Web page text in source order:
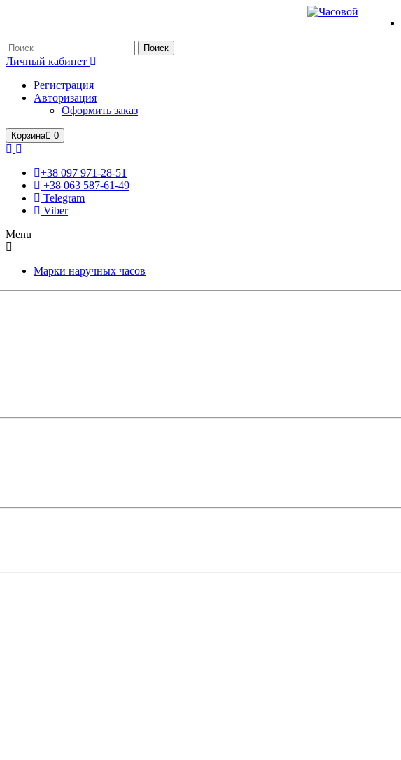
Поиск
Личный кабинет
Регистрация
Авторизация
Оформить заказ
Корзина 0
+38 097 971-28-51
+38 063 587-61-49
Telegram
Viber
Menu
Марки наручных часов